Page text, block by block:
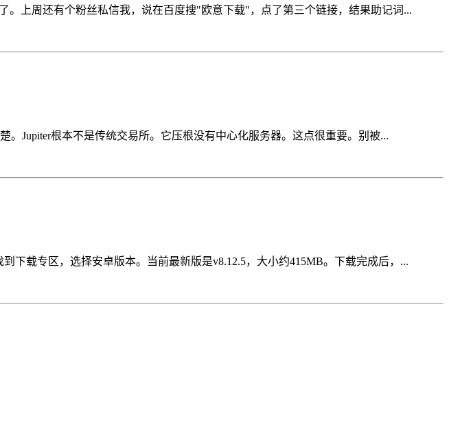
上周还有个粉丝私信我，说在百度搜"欧意下载"，点了第三个链接，结果助记词...
Jupiter根本不是传统交易所。它压根没有中心化服务器。这点很重要。别被...
下载专区，选择安卓版本。当前最新版是v8.12.5，大小约415MB。下载完成后，...